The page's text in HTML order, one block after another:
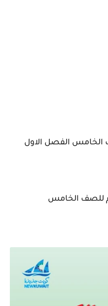
الخامس الفصل الاول
للصف الخامس